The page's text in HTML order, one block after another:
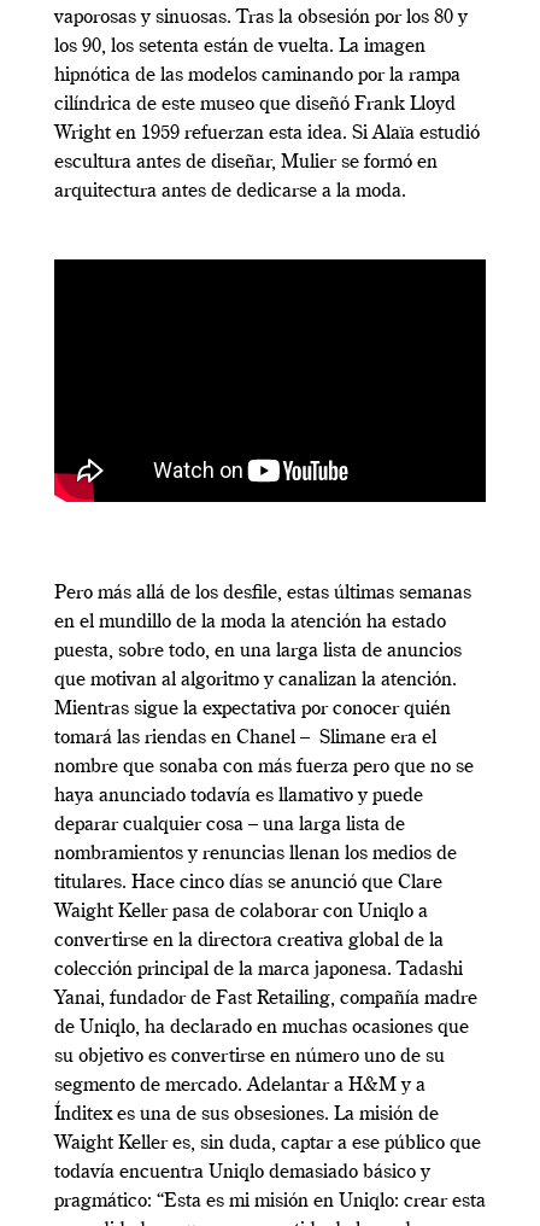
vaporosas y sinuosas. Tras la obsesión por los 80 y
los 90, los setenta están de vuelta. La imagen
hipnótica de las modelos caminando por la rampa
cilíndrica de este museo que diseñó Frank Lloyd
Wright en 1959 refuerzan esta idea. Si Alaïa estudió
escultura antes de diseñar, Mulier se formó en
arquitectura antes de dedicarse a la moda.
Pero más allá de los desfile, estas últimas semanas
en el mundillo de la moda la atención ha estado
puesta, sobre todo, en una larga lista de anuncios
que motivan al algoritmo y canalizan la atención.
Mientras sigue la expectativa por conocer quién
tomará las riendas en Chanel – Slimane era el
nombre que sonaba con más fuerza pero que no se
haya anunciado todavía es llamativo y puede
deparar cualquier cosa – una larga lista de
nombramientos y renuncias llenan los medios de
titulares. Hace cinco días se anunció que Clare
Waight Keller pasa de colaborar con Uniqlo a
convertirse en la directora creativa global de la
colección principal de la marca japonesa. Tadashi
Yanai, fundador de Fast Retailing, compañía madre
de Uniqlo, ha declarado en muchas ocasiones que
su objetivo es convertirse en número uno de su
segmento de mercado. Adelantar a H&M y a
Índitex es una de sus obsesiones. La misión de
Waight Keller es, sin duda, captar a ese público que
todavía encuentra Uniqlo demasiado básico y
pragmático: “Esta es mi misión en Uniqlo: crear esta